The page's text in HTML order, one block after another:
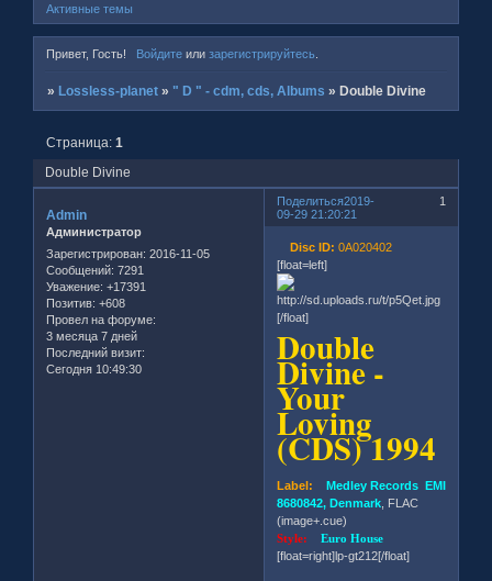
Активные темы
Привет, Гость! Войдитеили зарегистрируйтесь.
» Lossless-planet » " D " - cdm, cds, Albums » Double Divine
Double Divine
Страница:1
Поделиться 1
2019-
09-29 21:20:21
Admin
Администратор
Зарегистрирован: 2016-11-05
Сообщений: 7291
Уважение: +17391
Позитив: +608
Провел на форуме:
3 месяца 7 дней
Последний визит:
Сегодня 10:49:30
Disc ID: 0A020402
[float=left]
[/float]
Double
Divine -
Your
Loving
(CDS) 1994
Label: Medley Records EMI
8680842, Denmark , FLAC
(image+.cue)
Style:Euro House
[float=right]lp-gt212[/float]